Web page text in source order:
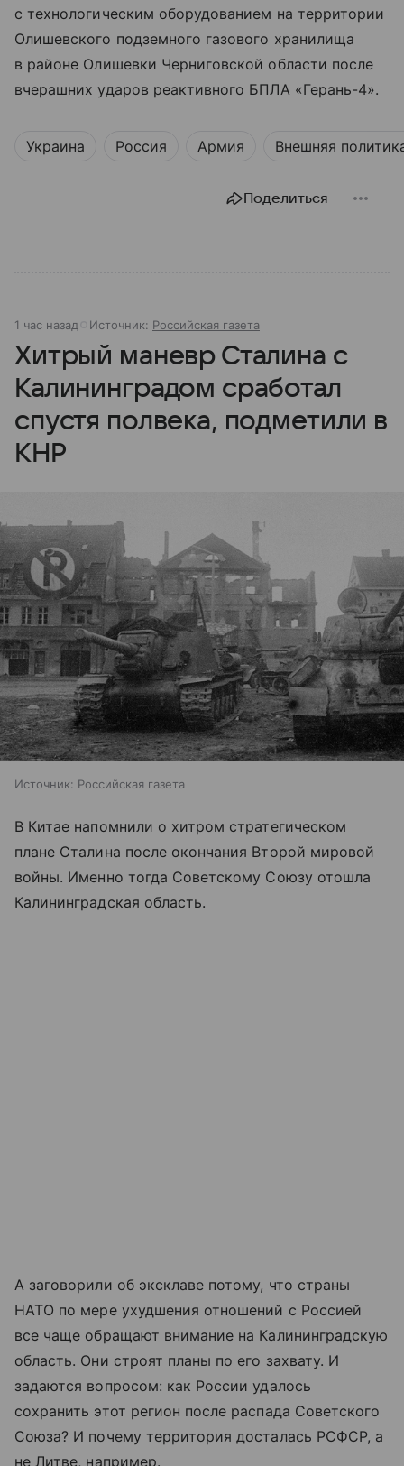
с технологическим оборудованием на территории
Олишевского подземного газового хранилища
в районе Олишевки Черниговской области после
вчерашних ударов реактивного БПЛА «Герань-4».
Украина Россия Армия Внешняя
Поделиться
1 час назад Источник: Российская газета
Хитрый маневр Сталина с
Калининградом сработал
спустя полвека, подметили в
КНР
Источник: Российская газета
В Китае напомнили о хитром стратегическом
плане Сталина после окончания Второй мировой
войны. Именно тогда Советскому Союзу отошла
Калининградская область.
А заговорили об эксклаве потому, что страны
НАТО по мере ухудшения отношений с Россией
все чаще обращают внимание на Калининградскую
область. Они строят планы по его захвату. И
задаются вопросом: как России удалось
сохранить этот регион после распада Советского
Союза? И почему территория досталась РСФСР, а
не Литве, например.